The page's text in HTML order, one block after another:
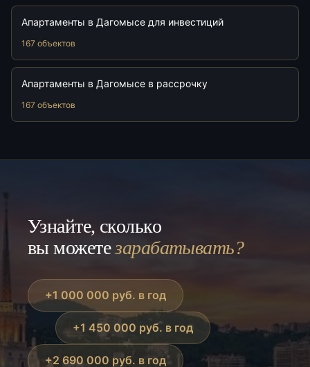
Апартаменты в Дагомысе для инвестиций
167 объектов
Апартаменты в Дагомысе в рассрочку
167 объектов
Узнайте, сколько
вы можетезарабатывать?
+1 000 000 руб. в год
+1 450 000 руб. в год
+2 690 000 руб. в год